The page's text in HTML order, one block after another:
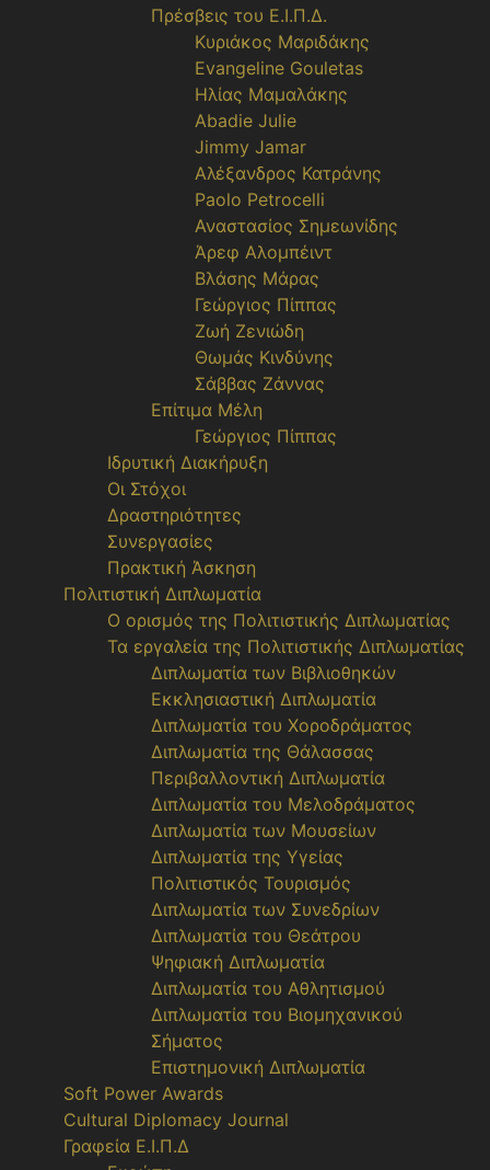
Πρέσβεις του Ε.Ι.Π.Δ.
Κυριάκος Μαριδάκης
Evangeline Gouletas
Ηλίας Μαμαλάκης
Abadie Julie
Jimmy Jamar
Αλέξανδρος Κατράνης
Paolo Petrocelli
Αναστασίος Σημεωνίδης
Άρεφ Αλομπέιντ
Βλάσης Μάρας
Γεώργιος Πίππας
Ζωή Ζενιώδη
Θωμάς Κινδύνης
Σάββας Ζάννας
Επίτιμα Μέλη
Γεώργιος Πίππας
Ιδρυτική Διακήρυξη
Οι Στόχοι
Δραστηριότητες
Συνεργασίες
Πρακτική Άσκηση
Πολιτιστική Διπλωματία
Ο ορισμός της Πολιτιστικής Διπλωματίας
Τα εργαλεία της Πολιτιστικής Διπλωματίας
Διπλωματία των Βιβλιοθηκών
Εκκλησιαστική Διπλωματία
Διπλωματία του Χοροδράματος
Διπλωματία της Θάλασσας
Περιβαλλοντική Διπλωματία
Διπλωματία του Μελοδράματος
Διπλωματία των Μουσείων
Διπλωματία της Υγείας
Πολιτιστικός Τουρισμός
Διπλωματία των Συνεδρίων
Διπλωματία του Θεάτρου
Ψηφιακή Διπλωματία
Διπλωματία του Αθλητισμού
Διπλωματία του Βιομηχανικού
Σήματος
Επιστημονική Διπλωματία
Soft Power Awards
Cultural Diplomacy Journal
Γραφεία Ε.Ι.Π.Δ